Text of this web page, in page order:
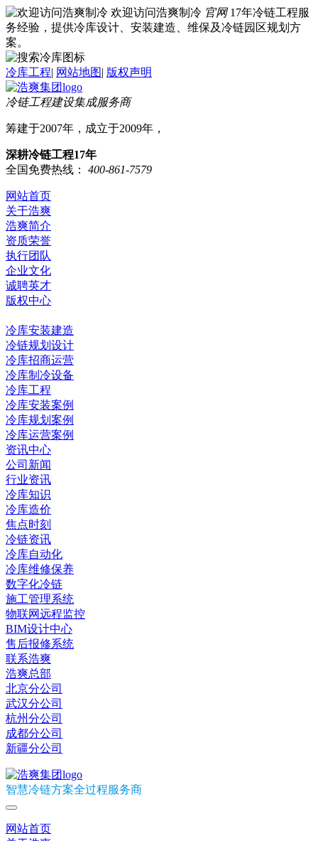
欢迎访问浩爽制冷 官网 17年冷链工程服
务经验，提供冷库设计、安装建造、维保及冷链园区规划方
案。
冷库工程| 网站地图| 版权声明
冷链工程建设集成服务商
筹建于2007年，成立于2009年，
深耕冷链工程17年
全国免费热线：
400-861-7579
网站首页
关于浩爽
浩爽简介
资质荣誉
执行团队
企业文化
诚聘英才
版权中心
冷库安装建造
冷链规划设计
冷库招商运营
冷库制冷设备
冷库工程
冷库安装案例
冷库规划案例
冷库运营案例
资讯中心
公司新闻
行业资讯
冷库知识
冷库造价
焦点时刻
冷链资讯
冷库自动化
冷库维修保养
数字化冷链
施工管理系统
物联网远程监控
BIM设计中心
售后报修系统
联系浩爽
浩爽总部
北京分公司
武汉分公司
杭州分公司
成都分公司
新疆分公司
智慧冷链方案全过程服务商
网站首页